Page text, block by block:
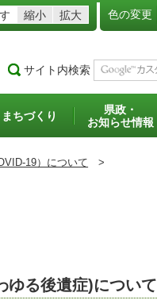
縮小 拡大 色の変更
サイト内検索
まちづくり
県政・
お知らせ情報
19）について >
ゆる後遺症)について